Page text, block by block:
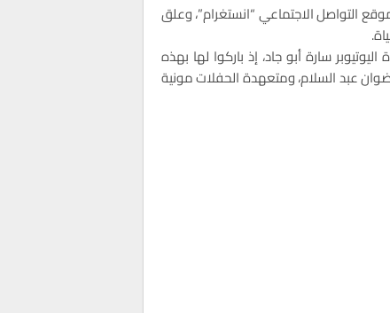
التواصل الاجتماعي “انستغرام”، وعلق
سارة أبو جاد، إذ باركوا لها بهذه
عبد السلام، ومتعهدة الحفلات مونية